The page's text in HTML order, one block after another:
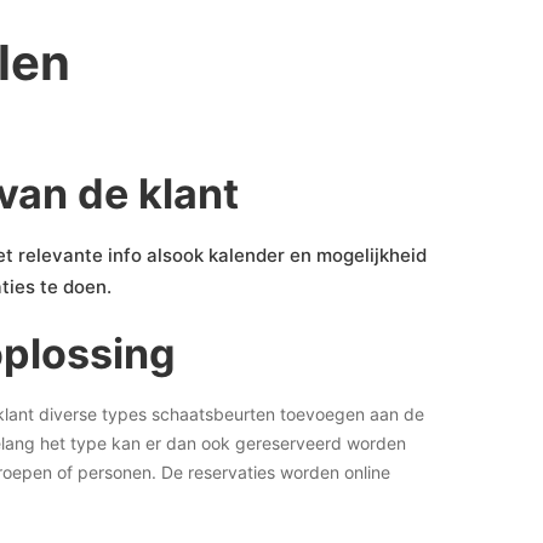
de klant
relevante info alsook kalender en mogelijkheid
te doen.
diverse types schaatsbeurten toevoegen aan de
het type kan er dan ook gereserveerd worden
of personen. De reservaties worden online